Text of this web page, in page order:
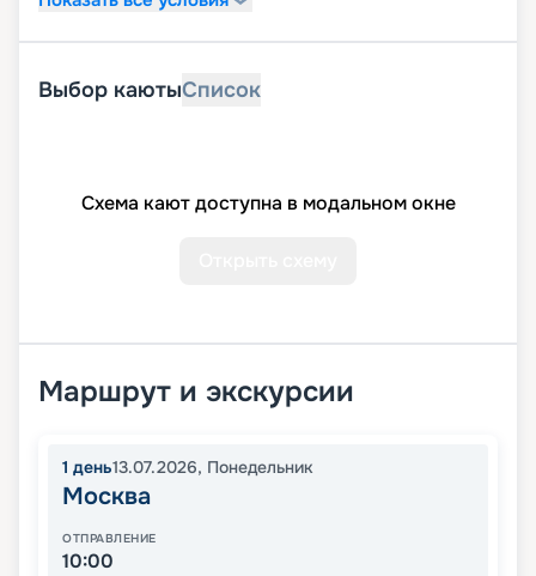
Выбор каютыСписок
Схема кают доступна в модальном окне
Маршрут и экскурсии
1 день13.07.2026, Понедельник
Москва
ОТПРАВЛЕНИЕ
10:00